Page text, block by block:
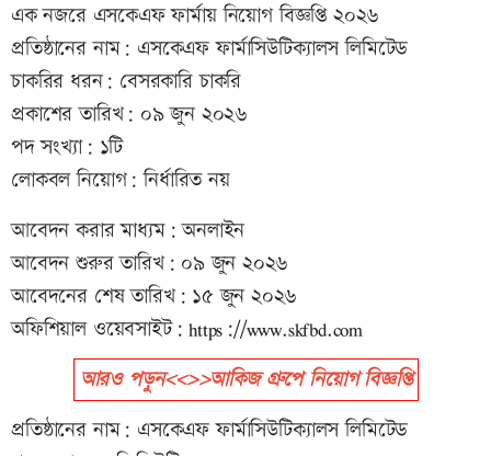
এক নজরে এসকেএফ ফার্মায় নিয়োগ বিজ্ঞপ্তি ২০২৬
প্রতিষ্ঠানের নাম: এসকেএফ ফার্মাসিউটিক্যালস লিমিটেড
চাকরির ধরন: বেসরকারি চাকরি
প্রকাশের তারিখ: ০৯ জুন ২০২৬
পদ সংখ্যা: ১টি
লোকবল নিয়োগ: নির্ধারিত নয়
আবেদন করার মাধ্যম: অনলাইন
আবেদন শুরুর তারিখ: ০৯ জুন ২০২৬
আবেদনের শেষ তারিখ: ১৫ জুন ২০২৬
অফিশিয়াল ওয়েবসাইট: https://www.skfbd.com
আরও পড়ুন<<>>আকিজ গ্রুপে নিয়োগ বিজ্ঞপ্তি
প্রতিষ্ঠানের নাম: এসকেএফ ফার্মাসিউটিক্যালস লিমিটেড